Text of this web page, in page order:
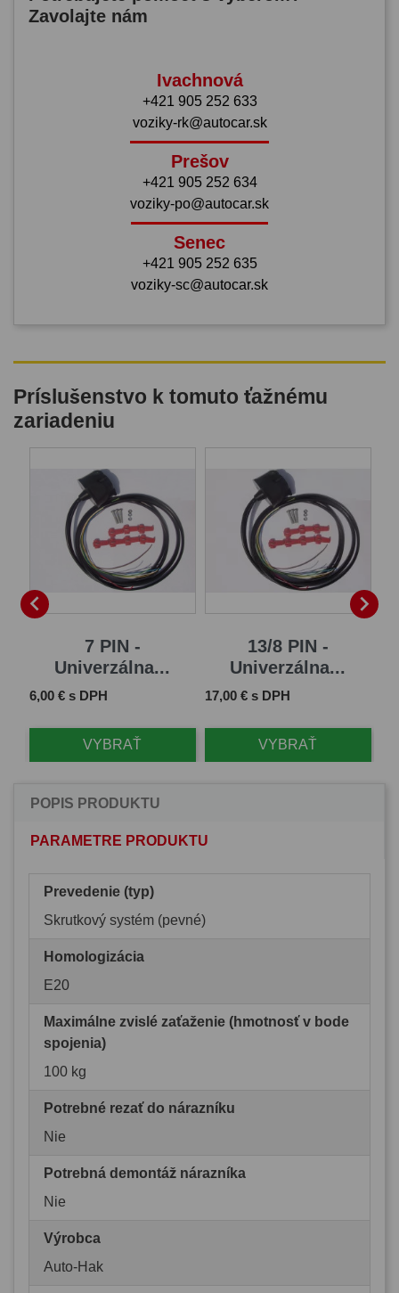
Zavolajte nám
Ivachnová
+421 905 252 633
voziky-rk@autocar.sk
Prešov
+421 905 252 634
voziky-po@autocar.sk
Senec
+421 905 252 635
voziky-sc@autocar.sk
Príslušenstvo k tomuto ťažnému
zariadeniu

7 PIN -
Univerzálna...
Cena
6,00 € s DPH
VYBRAŤ
13/8 PIN -
Univerzálna...
Cena
17,00 € s DPH
VYBRAŤ

POPIS PRODUKTU
PARAMETRE PRODUKTU
Prevedenie (typ)
Skrutkový systém (pevné)
Homologizácia
E20
Maximálne zvislé zaťaženie (hmotnosť v bode
spojenia)
100 kg
Potrebné rezať do nárazníku
Nie
Potrebná demontáž nárazníka
Nie
Výrobca
Auto-Hak